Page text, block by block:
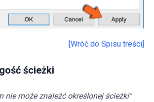
[Wróć do Spisu treści]
ścieżki
nie może znaleźć określonej ścieżki"